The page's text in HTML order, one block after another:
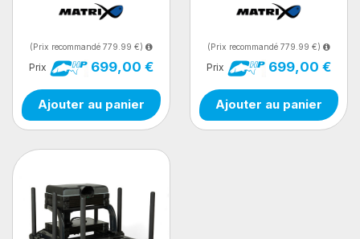
(Prix recommandé 779.99 €)
Prix 699,00 €
Ajouter au panier
(Prix recommandé 779.99 €)
Prix 699,00 €
Ajouter au panier